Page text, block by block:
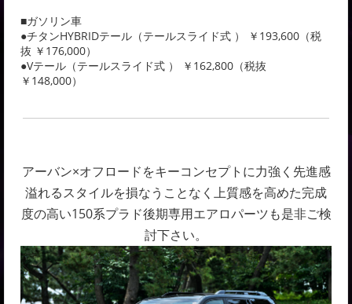
■ガソリン車
●チタンHYBRIDテール（テールスライド式 ） ￥193,600（税
抜 ￥176,000）
●Vテール（テールスライド式 ） ￥162,800（税抜
￥148,000）
アーバン×オフロードをキーコンセプトに力強く先進感
溢れるスタイルを損なうことなく上質感を高めた完成
度の高い150系プラド後期専用エアロパーツも是非ご検
討下さい。